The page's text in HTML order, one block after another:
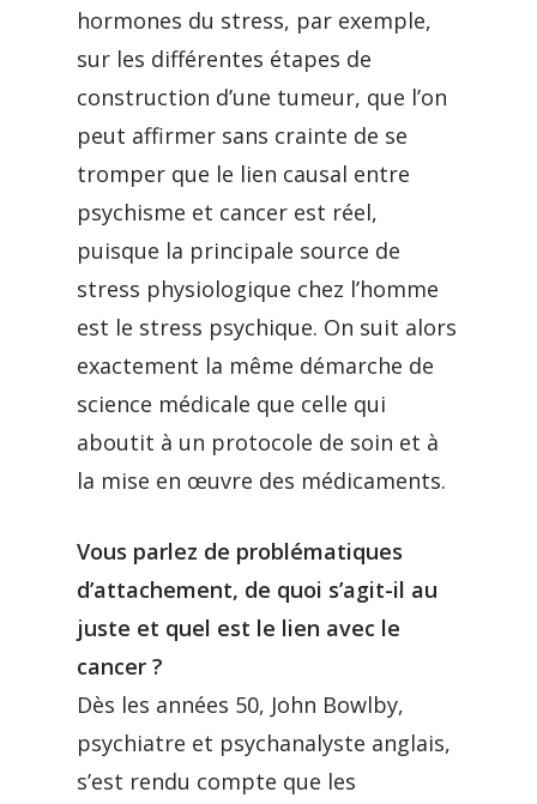
hormones du stress, par exemple,
sur les différentes étapes de
construction d’une tumeur, que l’on
peut affirmer sans crainte de se
tromper que le lien causal entre
psychisme et cancer est réel,
puisque la principale source de
stress physiologique chez l’homme
est le stress psychique. On suit alors
exactement la même démarche de
science médicale que celle qui
aboutit à un protocole de soin et à
la mise en œuvre des médicaments.
Vous parlez de problématiques
d’attachement, de quoi s’agit-il au
juste et quel est le lien avec le
cancer ?
Dès les années 50, John Bowlby,
psychiatre et psychanalyste anglais,
s’est rendu compte que les